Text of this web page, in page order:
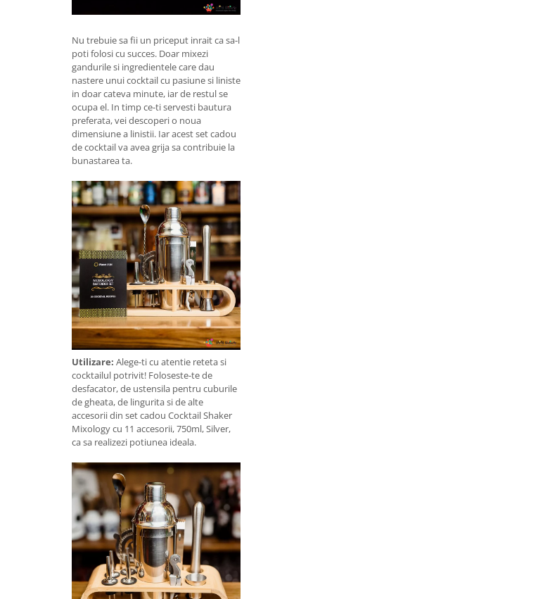
Nu trebuie sa fii un priceput inrait ca sa-l
poti folosi cu succes. Doar mixezi
gandurile si ingredientele care dau
nastere unui cocktail cu pasiune si liniste
in doar cateva minute, iar de restul se
ocupa el. In timp ce-ti servesti bautura
preferata, vei descoperi o noua
dimensiune a linistii. Iar acest set cadou
de cocktail va avea grija sa contribuie la
bunastarea ta.
Utilizare: Alege-ti cu atentie reteta si
cocktailul potrivit! Foloseste-te de
desfacator, de ustensila pentru cuburile
de gheata, de lingurita si de alte
accesorii din set cadou Cocktail Shaker
Mixology cu 11 accesorii, 750ml, Silver,
ca sa realizezi potiunea ideala.